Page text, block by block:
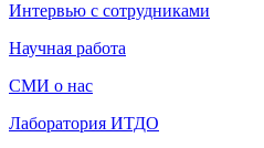
Интервью с сотрудниками
Научная работа
СМИ о нас
Лаборатория ИТДО